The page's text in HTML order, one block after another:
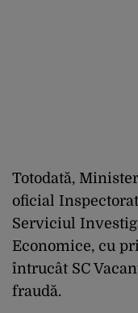
Totodată,
oficial
Serviciul
Economice, cu
întrucât SC
fraudă.